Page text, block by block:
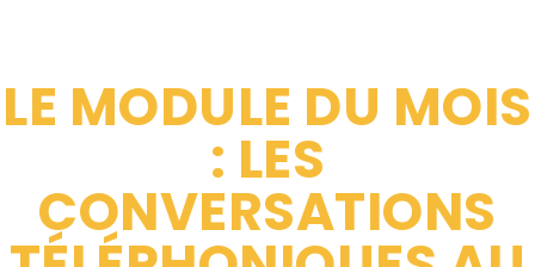
LE MODULE DU MOIS
: LES
CONVERSATIONS